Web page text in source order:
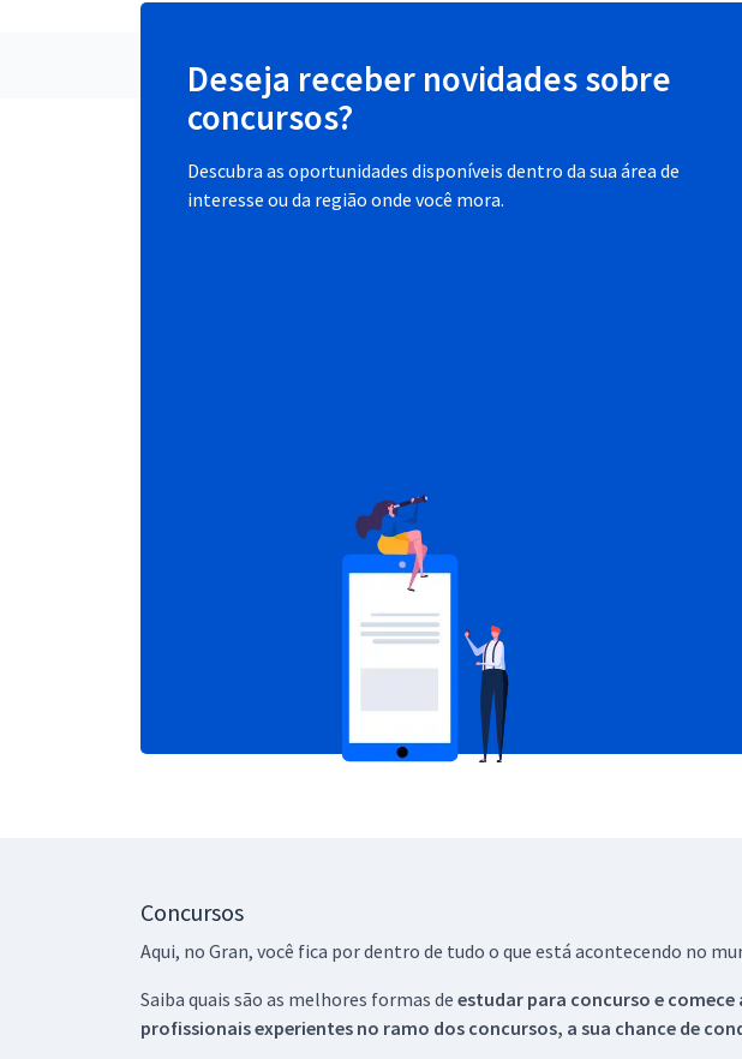
Deseja receber novidades sobre
concursos?
Descubra as oportunidades disponíveis dentro da sua área de
interesse ou da região onde você mora.
Concursos
Aqui, no Gran, você fica por dentro de tudo o que está acontecendo no
Saiba quais são as melhores formas de estudar para concurso e
profissionais experientes no ramo dos concursos, a sua chance de